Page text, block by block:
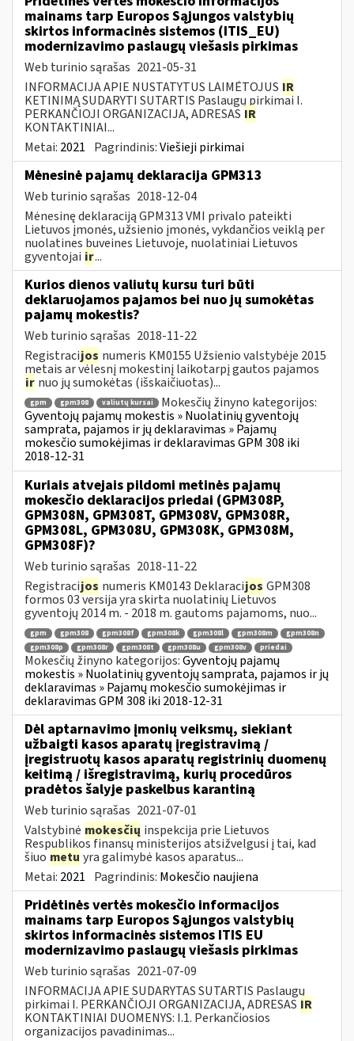
mainams tarp Europos Sąjungos valstybių
skirtos informacinės sistemos (ITIS_EU)
modernizavimo paslaugų viešasis pirkimas
Web turinio sąrašas 2021-05-31
INFORMACIJA APIE NUSTATYTUS LAIMĖTOJUS IR
KETINIMĄ SUDARYTI SUTARTIS Paslaugų pirkimai I.
PERKANČIOJI ORGANIZACIJA, ADRESAS IR
KONTAKTINIAI...
Metai: 2021 Pagrindinis:Viešieji pirkimai
Mėnesinė pajamų deklaracija GPM313
Web turinio sąrašas 2018-12-04
Mėnesinę deklaraciją GPM313 VMI privalo pateikti
Lietuvos įmonės, užsienio įmonės, vykdančios veiklą per
nuolatines buveines Lietuvoje, nuolatiniai Lietuvos
gyventojai ir...
Kurios dienos valiutų kursu turi būti
deklaruojamos pajamos bei nuo jų sumokėtas
pajamų mokestis?
Web turinio sąrašas 2018-11-22
Registracijos numeris KM0155 Užsienio valstybėje 2015
metais ar vėlesnį mokestinį laikotarpį gautos pajamos
ir nuo jų sumokėtas (išskaičiuotas)...
gpm gpm308 valiutų kursai
Mokesčių žinyno kategorijos:
Gyventojų pajamų mokestis » Nuolatinių gyventojų
samprata, pajamos ir jų deklaravimas » Pajamų
mokesčio sumokėjimas ir deklaravimas GPM 308 iki
2018-12-31
Kuriais atvejais pildomi metinės pajamų
mokesčio deklaracijos priedai (GPM308P,
GPM308N, GPM308T, GPM308V, GPM308R,
GPM308L, GPM308U, GPM308K, GPM308M,
GPM308F)?
Web turinio sąrašas 2018-11-22
Registracijos numeris KM0143 Deklaracijos GPM308
formos 03 versija yra skirta nuolatinių Lietuvos
gyventojų 2014 m. - 2018 m. gautoms pajamoms, nuo...
gpm gpm308 gpm308f gpm308k gpm308l gpm308m
gpm308n
gpm308p
gpm308r gpm308t gpm308u gpm308v priedai
Mokesčių žinyno kategorijos:Gyventojų pajamų
mokestis » Nuolatinių gyventojų samprata, pajamos ir jų
deklaravimas » Pajamų mokesčio sumokėjimas ir
deklaravimas GPM 308 iki 2018-12-31
Dėl aptarnavimo įmonių veiksmų, siekiant
užbaigti kasos aparatų įregistravimą /
įregistruotų kasos aparatų registrinių duomenų
keitimą / išregistravimą, kurių procedūros
pradėtos šalyje paskelbus karantiną
Web turinio sąrašas 2021-07-01
Valstybinė mokesčių inspekcija prie Lietuvos
Respublikos finansų ministerijos atsižvelgusi į tai, kad
šiuo metu yra galimybė kasos aparatus...
Metai: 2021 Pagrindinis: Mokesčio naujiena
Pridėtinės vertės mokesčio informacijos
mainams tarp Europos Sąjungos valstybių
skirtos informacinės sistemos ITIS EU
modernizavimo paslaugų viešasis pirkimas
Web turinio sąrašas 2021-07-09
INFORMACIJA APIE SUDARYTAS SUTARTIS Paslaugų
pirkimai I. PERKANČIOJI ORGANIZACIJA, ADRESAS IR
KONTAKTINIAI DUOMENYS: I.1. Perkančiosios
organizacijos pavadinimas...